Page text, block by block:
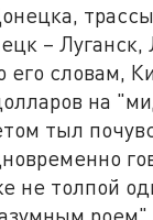
– Луганск,
его словам,
на
тыл
не толпой
роем"